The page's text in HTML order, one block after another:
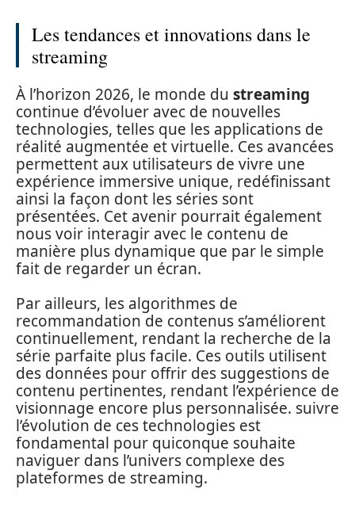
Les tendances et innovations dans le
streaming
À l’horizon 2026, le monde du streaming
continue d’évoluer avec de nouvelles
technologies, telles que les applications de
réalité augmentée et virtuelle. Ces avancées
permettent aux utilisateurs de vivre une
expérience immersive unique, redéfinissant
ainsi la façon dont les séries sont
présentées. Cet avenir pourrait également
nous voir interagir avec le contenu de
manière plus dynamique que par le simple
fait de regarder un écran.
Par ailleurs, les algorithmes de
recommandation de contenus s’améliorent
continuellement, rendant la recherche de la
série parfaite plus facile. Ces outils utilisent
des données pour offrir des suggestions de
contenu pertinentes, rendant l’expérience de
visionnage encore plus personnalisée. suivre
l’évolution de ces technologies est
fondamental pour quiconque souhaite
naviguer dans l’univers complexe des
plateformes de streaming.